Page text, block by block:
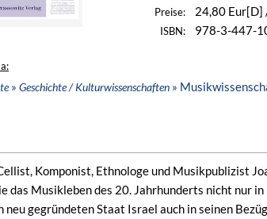
Preise: 24,80 Eur[D]
ISBN: 978-3-447-
» Geschichte / Kulturwissenschaften »
Komponist, Ethnologe und Musikpublizist
das Musikleben des 20. Jahrhunderts nicht nur
neu gegründeten Staat Israel auch in seinen